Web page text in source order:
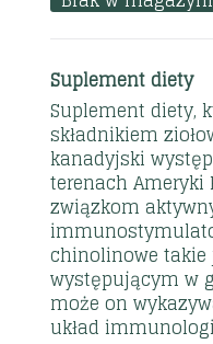
Suplement diety
Suplement diety,
składnikiem
kanadyjski
terenach Ameryki
związkom
chinolinowe takie
występującym w
może on
układ